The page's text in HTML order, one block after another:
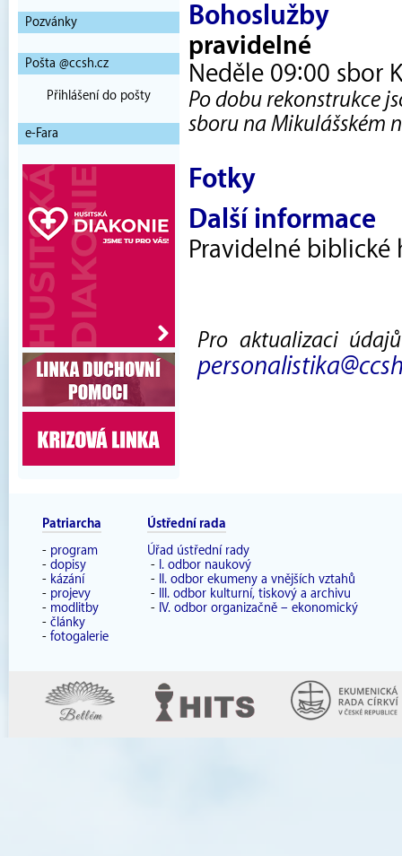
Pozvánky
Pošta @ccsh.cz
Přihlášení do pošty
e-Fara
Bohoslužby
pravidelné
Neděle 09:00 sbor
Po dobu rekonstrukce
sboru na Mikulášském
Fotky
Další informace
Pravidelné biblické
Pro aktualizaci
Patriarcha
- program
- dopisy
- kázání
- projevy
- modlitby
- články
- fotogalerie
Ústřední rada
Úřad ústřední rady
- I. odbor naukový
-
II. odbor ekumeny a vnějších vztahů
-
III. odbor kulturní, tiskový a archivu
- IV. odbor organizačně – ekonomický